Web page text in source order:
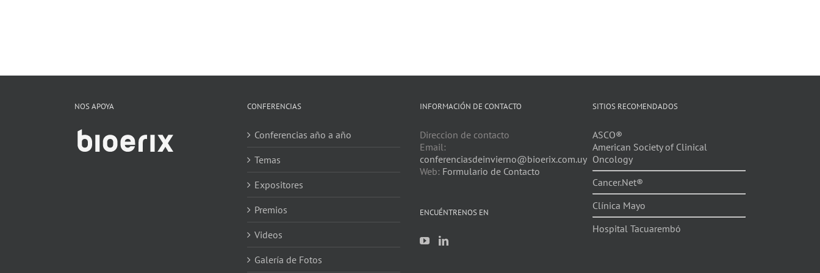
NOS APOYA CONFERENCIAS
Conferencias año a año
Temas
Expositores
Premios
Videos
Galería de Fotos
INFORMACIÓN DE CONTACTO
Direccion de contacto
Email:
conferenciasdeinvierno@bioerix.com.uy
Web: Formulario de Contacto
ENCUÉNTRENOS EN
SITIOS RECOMENDADOS
ASCO®
American Society of Clinical
Oncology
Cancer.Net®
Clínica Mayo
Hospital Tacuarembó